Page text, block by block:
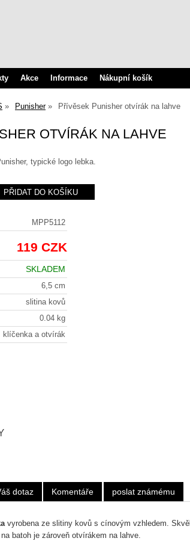
Akce Informace Nákupní košík
Punisher Přívěsek Punisher otvírák na lahve
OTVÍRÁK NA LAHVE
typické logo lebka.
MPP5112
119 CZK
SKLADEM
6,5 cm
slitina kovů
0.04 kg
klíčenka a otvírák
dotaz Komentáře poslat známému
vyrobena ze slitiny kovů s cínovým vzhledem.
batoh je zároveň otvírákem na lahve.